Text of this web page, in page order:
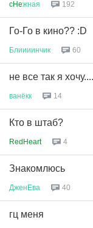
cHeжная 192
Го-Го в кино?? :D
Блиииинчик 60
не все так я
ванёкк 14
Кто в штаб?
RedHeart 4
Знакомлюсь
ДженЕва 40
гц меня